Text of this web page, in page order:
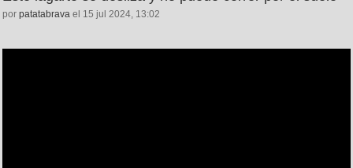
por patatabrava el 15 jul 2024, 13:02